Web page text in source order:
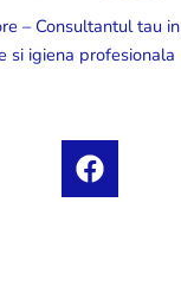
– Consultantul tau in
si igiena profesionala
F
a
c